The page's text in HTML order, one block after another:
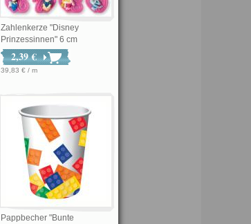
Zahlenkerze "Disney
Prinzessinnen" 6 cm
2,39 €
39,83 € / m
Pappbecher "Bunte